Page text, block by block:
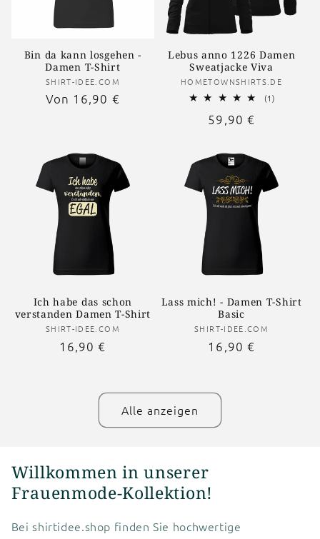
Bin da kann losgehen -
Damen T-Shirt
Anbieter:
SHIRT-IDEE.COM
Normaler
Von 16,90 €
Lebus anno 1226 Damen
Sweatjacke Viva
Anbieter:
HOMETOWNSHIRTS.DE
(1)1
Normaler
59,90 €
Ich habe das schon
verstanden Damen T-Shirt
Anbieter:
SHIRT-IDEE.COM
Normaler
16,90 €
Lass mich! - Damen T-Shirt
Basic
Anbieter:
SHIRT-IDEE.COM
Normaler
16,90 €
Alle anzeigen
Willkommen in unserer
Frauenmode-Kollektion!
Bei shirtidee.shop finden Sie hochwertige